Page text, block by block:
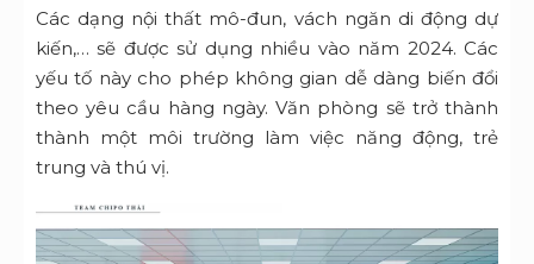
Các dạng nội thất mô-đun, vách ngăn di động dự
kiến,… sẽ được sử dụng nhiều vào năm 2024. Các
yếu tố này cho phép không gian dễ dàng biến đổi
theo yêu cầu hàng ngày. Văn phòng sẽ trở thành
thành một môi trường làm việc năng động, trẻ
trung và thú vị.